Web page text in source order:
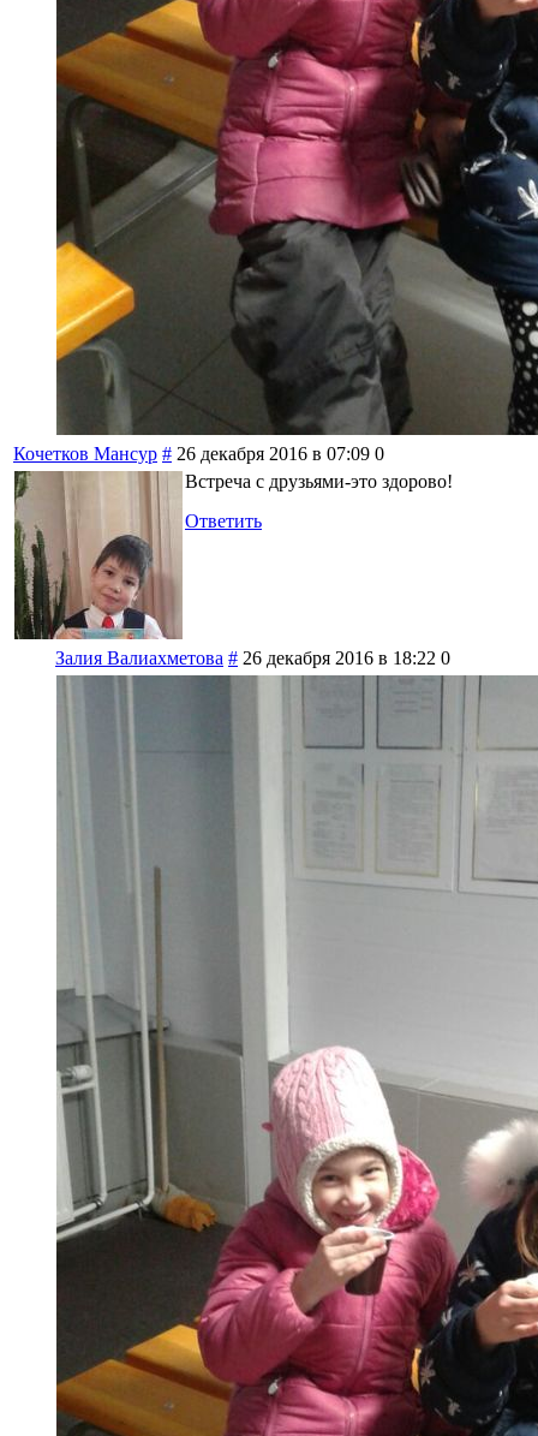
Кочетков Мансур # 26 декабря 2016 в 07:09 0
Встреча с друзьями-это здорово!
Ответить
Залия Валиахметова # 26 декабря 2016 в 18:22 0